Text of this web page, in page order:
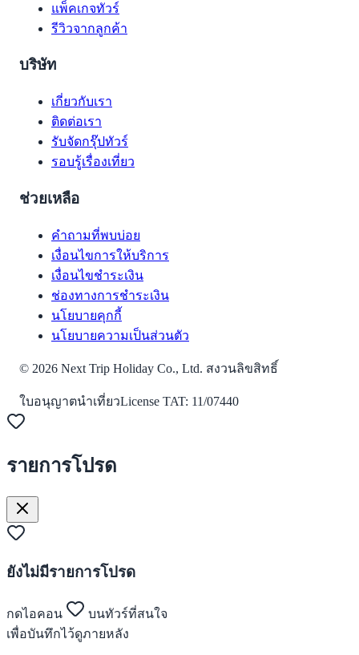
แพ็คเกจทัวร์
รีวิวจากลูกค้า
บริษัท
เกี่ยวกับเรา
ติดต่อเรา
รับจัดกรุ๊ปทัวร์
รอบรู้เรื่องเที่ยว
ช่วยเหลือ
คำถามที่พบบ่อย
เงื่อนไขการให้บริการ
เงื่อนไขชำระเงิน
ช่องทางการชำระเงิน
นโยบายคุกกี้
นโยบายความเป็นส่วนตัว
© 2026 Next Trip Holiday Co., Ltd. สงวนลิขสิทธิ์
ใบอนุญาตนำเที่ยวLicense TAT: 11/07440
รายการโปรด
ยังไม่มีรายการโปรด
กดไอคอน
บนทัวร์ที่สนใจ
เพื่อบันทึกไว้ดูภายหลัง